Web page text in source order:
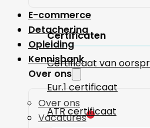
E-commerce
Detachering
Opleiding
Kennisbank
Over ons
Over ons
Vacatures 1
Certificaten
Certificaat van
Eur.1 certificaat
ATR certificaat